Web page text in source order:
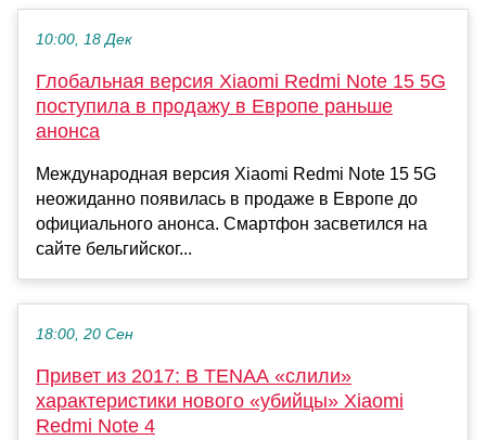
10:00, 18 Дек
Глобальная версия Xiaomi Redmi Note 15 5G
поступила в продажу в Европе раньше
анонса
Международная версия Xiaomi Redmi Note 15 5G
неожиданно появилась в продаже в Европе до
официального анонса. Смартфон засветился на
сайте бельгийског...
18:00, 20 Сен
Привет из 2017: В TENAA «слили»
характеристики нового «убийцы» Xiaomi
Redmi Note 4